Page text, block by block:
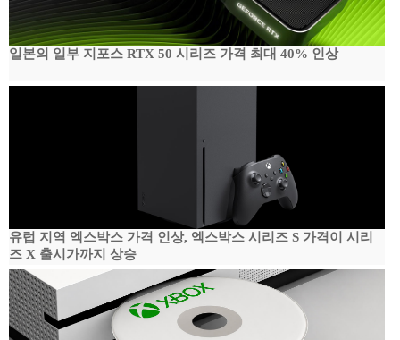
일본의 일부 지포스 RTX 50 시리즈 가격 최대 40% 인상
유럽 지역 엑스박스 가격 인상, 엑스박스 시리즈 S 가격이 시리
즈 X 출시가까지 상승